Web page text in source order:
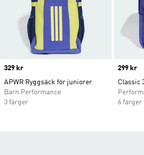
Price
329 kr
APWR Ryggsäck för juniorer
Barn Performance
3 färger
Price
299 kr
Classic
6 färger